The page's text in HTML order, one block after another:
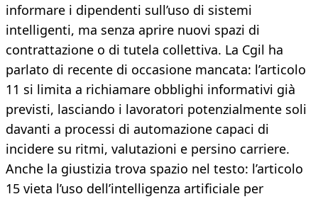
informare i dipendenti sull’uso di sistemi
intelligenti, ma senza aprire nuovi spazi di
contrattazione o di tutela collettiva. La Cgil ha
parlato di recente di occasione mancata: l’articolo
11 si limita a richiamare obblighi informativi già
previsti, lasciando i lavoratori potenzialmente soli
davanti a processi di automazione capaci di
incidere su ritmi, valutazioni e persino carriere.
Anche la giustizia trova spazio nel testo: l’articolo
15 vieta l’uso dell’intelligenza artificiale per